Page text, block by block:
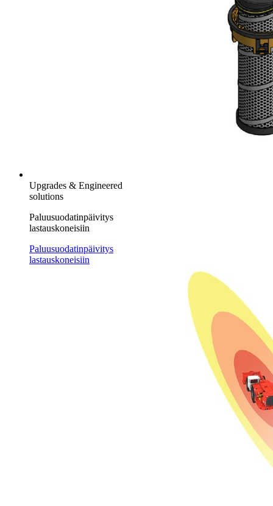
Upgrades & Engineered
solutions
Paluusuodatinpäivitys
lastauskoneisiin
Paluusuodatinpäivitys
lastauskoneisiin